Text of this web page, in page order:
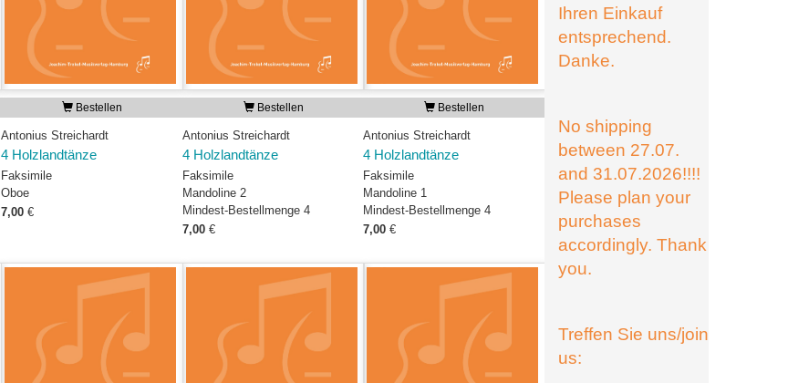
Bestellen
Antonius Streichardt
4 Holzlandtänze
Faksimile
Oboe
7,00 €
Bestellen
Antonius Streichardt
4 Holzlandtänze
Faksimile
Mandoline 2
Mindest-Bestellmenge 4
7,00 €
Bestellen
Antonius Streichardt
4 Holzlandtänze
Faksimile
Mandoline 1
Mindest-Bestellmenge 4
7,00€
Ihren Einkauf
entsprechend.
Danke.
No shipping
between 27.07.
and 31.07.2026!!!!
Please plan your
purchases
accordingly. Thank
you.
Treffen Sie uns/join
us: